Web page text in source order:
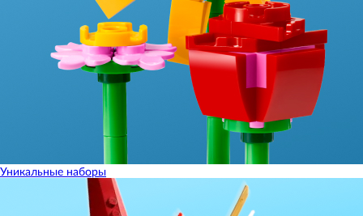
Уникальные наборы